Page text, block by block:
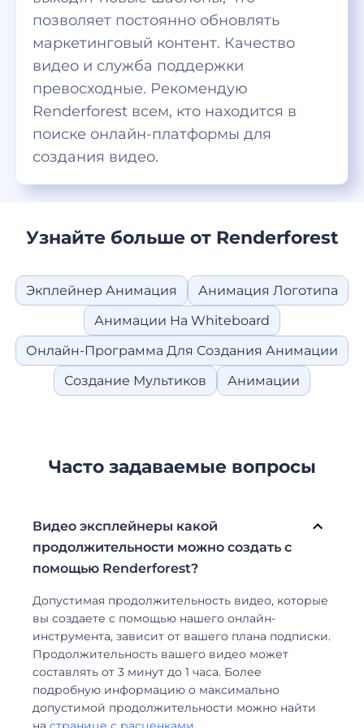
позволяет постоянно обновлять
маркетинговый контент. Качество
видео и служба поддержки
превосходные. Рекомендую
Renderforest всем, кто находится в
поиске онлайн-платформы для
создания видео.
Узнайте больше от Renderforest
Экплейнер Анимация
Анимация Логотипа
Анимации На Whiteboard
Онлайн-Программа Для Создания Анимации
Создание Мультиков
Анимации
Часто задаваемые вопросы
Видео эксплейнеры какой
продолжительности можно создать с
помощью Renderforest?
Допустимая продолжительность видео, которые
вы создаете с помощью нашего онлайн-
инструмента, зависит от вашего плана подписки.
Продолжительность вашего видео может
составлять от 3 минут до 1 часа. Более
подробную информацию о максимально
допустимой продолжительности можно найти